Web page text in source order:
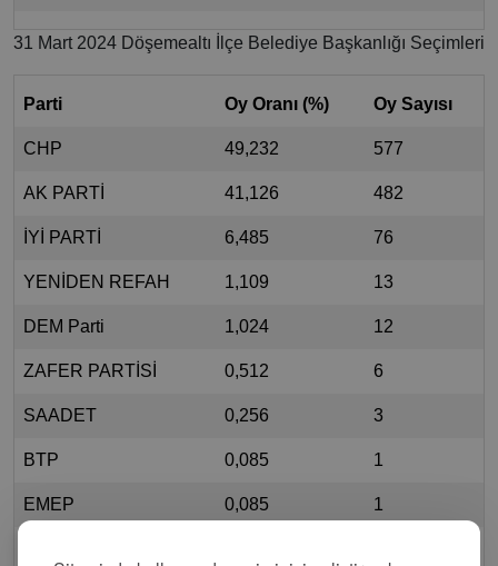
31 Mart 2024 Döşemealtı İlçe Belediye Başkanlığı Seçimleri
Parti Oy Oranı (%) Oy Sayısı
CHP 49,232 577
AK PARTİ 41,126 482
İYİ PARTİ 6,485 76
YENİDEN REFAH 1,109 13
DEM Parti 1,024 12
ZAFER PARTİSİ 0,512 6
SAADET 0,256 3
BTP 0,085 1
EMEP 0,085 1